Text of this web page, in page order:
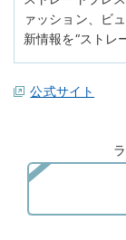
ァッション、ビ
新情報を“ストレ
公式サイト